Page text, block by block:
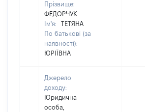
Прізвище:
ФЕДОРЧУК
Ім'я:
ТЕТЯНА
По батькові (за
наявності):
ЮРІЇВНА
Джерело
доходу:
Юридична
особа,